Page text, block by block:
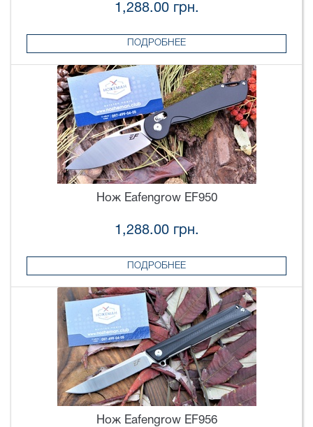
1,288.00 грн.
ПОДРОБНЕЕ
Нож Eafengrow EF950
1,288.00 грн.
ПОДРОБНЕЕ
Нож Eafengrow EF956